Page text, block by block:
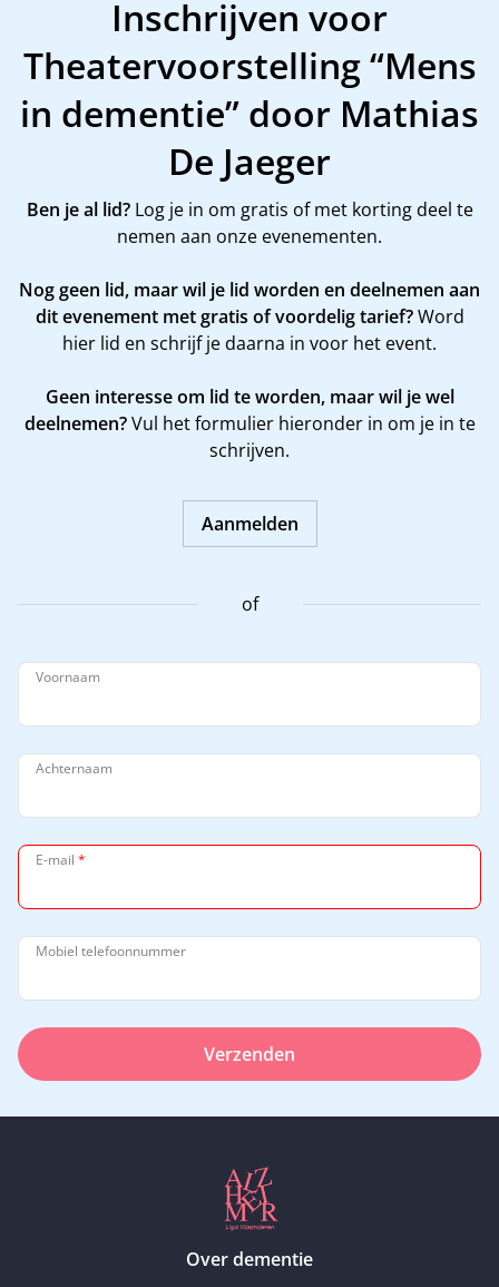
Inschrijven voor
Theatervoorstelling “Mens
in dementie” door Mathias
De Jaeger
Ben je al lid?Log je in om gratis of met korting deel te
nemen aan onze evenementen.
Nog geen lid, maar wil je lid worden en deelnemen aan
dit evenement met gratis of voordelig tarief?Word
hier lid en schrijf je daarna in voor het event.
Geen interesse om lid te worden, maar wil je wel
deelnemen?Vul het formulier hieronder in om je in te
schrijven.
Aanmelden
of
Voornaam
Achternaam
E-mail *
Mobiel telefoonnummer
Verzenden
Over dementie